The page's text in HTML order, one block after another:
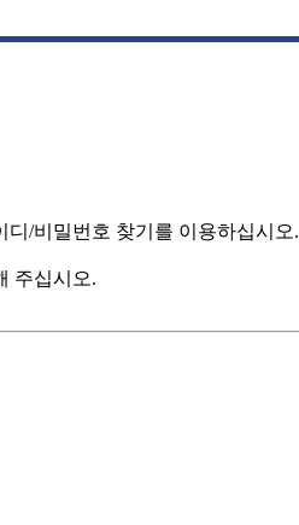
/비밀번호 찾기를 이용하십시오.
주십시오.